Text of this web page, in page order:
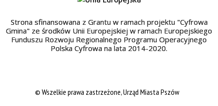
Strona sfinansowana z Grantu w ramach projektu "Cyfrowa
Gmina" ze środków Unii Europejskiej w ramach Europejskiego
Funduszu Rozwoju Regionalnego Programu Operacyjnego
Polska Cyfrowa na lata 2014-2020.
© Wszelkie prawa zastrzeżone, Urząd Miasta Pszów